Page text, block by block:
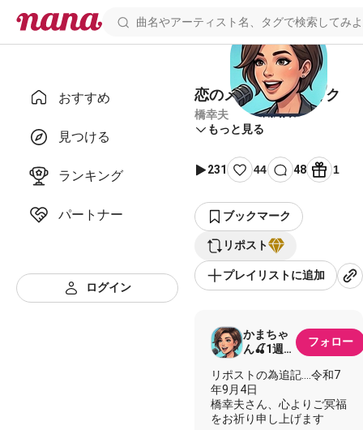
おすすめ
見つける
ランキング
パートナー
ログイン
恋のメキシカンロック
橋幸夫
もっと見る
231 44 48 1
ブックマーク
リポスト
プレイリストに追加
かまちゃ
ん🍒1週間
だぁ🤗コ
メ💬返、
聴きnana
が遅れて
フォロー
リポストの為追記‥‥令和7
年9月4日
橋幸夫さん、心よりご冥福
をお祈り申し上げます